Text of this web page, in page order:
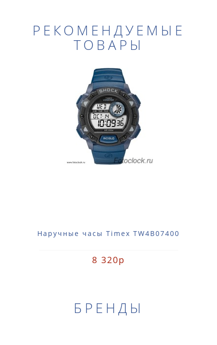
РЕКОМЕНДУЕМЫЕ
ТОВАРЫ
Наручные часы Timex TW4B07400
8 320р
БРЕНДЫ